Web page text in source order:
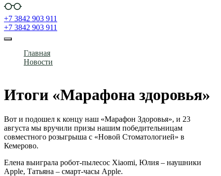
+7 3842 903 911
+7 3842 903 911
Главная
Новости
Итоги «Марафона здоровья»
Вот и подошел к концу наш «Марафон Здоровья», и 23
августа мы вручили призы нашим победительницам
совместного розыгрыша с «Новой Стоматологией» в
Кемерово.
Елена выиграла робот-пылесос Xiaomi, Юлия – наушники
Apple, Татьяна – смарт-часы Apple.